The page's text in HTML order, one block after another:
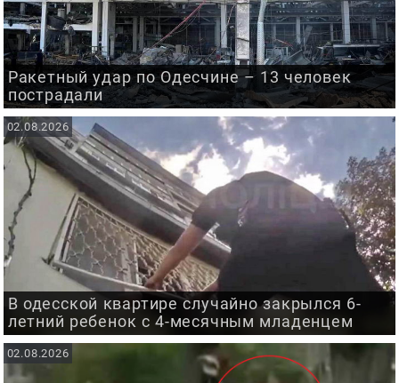
Ракетный удар по Одесчине – 13 человек
пострадали
В одесской квартире случайно закрылся 6-
летний ребенок с 4-месячным младенцем
02.08.2026
02.08.2026